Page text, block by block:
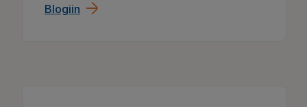
Blogiin